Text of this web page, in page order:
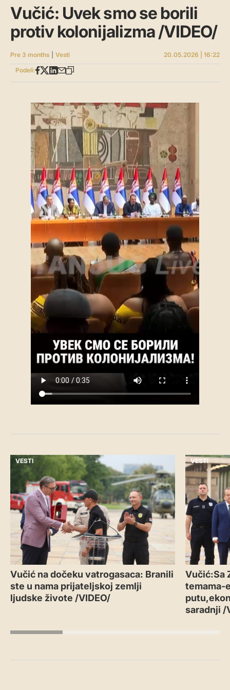
Vučić: Uvek smo se borili
protiv kolonijalizma /VIDEO/
Pre 3 months Vesti
20.05.2026 | 16:22
Podeli:
VESTI
Vučić na dočeku vatrogasaca: Branili
ste u nama prijateljskoj zemlji
ljudske živote /VIDEO/
VESTI
Vučić:Sa
temama-
saradnji /